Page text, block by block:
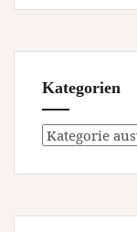
Kategorien
Kategorien